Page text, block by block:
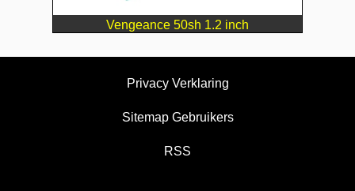
Vengeance 50sh 1.2 inch
Privacy Verklaring
Sitemap Gebruikers
RSS